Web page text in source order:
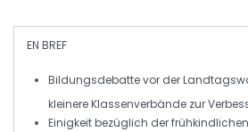
EN BREF
Bildungsdebattevor der
kleinere Klassenverbände zur
Einigkeit bezüglich der